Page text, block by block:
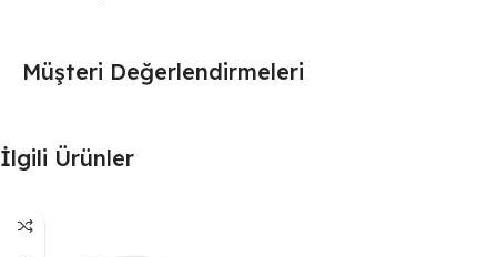
Müşteri Değerlendirmeleri
İlgili Ürünler